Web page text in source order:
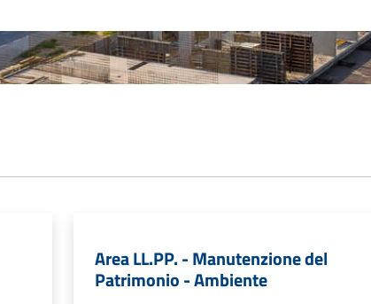
Area LL.PP. - Manutenzione del
Patrimonio - Ambiente